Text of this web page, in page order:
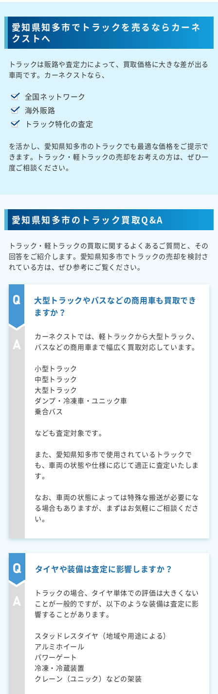
愛知県知多市でトラックを売るならカーネ
クストへ
トラックは販路や査定力によって、買取価格に大きな差が出る
車両です。カーネクストなら、
全国ネットワーク
海外販路
トラック特化の査定
を活かし、愛知県知多市のトラックでも最適な価格をご提示で
きます。トラック・軽トラックの売却をお考えの方は、ぜひ一
度ご相談ください。
愛知県知多市のトラック買取Q&A
トラック・軽トラックの買取に関するよくあるご質問と、その
回答をご紹介します。愛知県知多市でトラックの売却を検討さ
れている方は、ぜひ参考にご覧ください。
大型トラックやバスなどの商用車も買取でき
ますか？
カーネクストでは、軽トラックから大型トラック、
バスなどの商用車まで幅広く買取対応しています。
小型トラック
中型トラック
大型トラック
ダンプ・冷凍車・ユニック車
乗合バス
なども査定対象です。
また、愛知県知多市で使用されているトラックで
も、車両の状態や仕様に応じて適正に査定いたしま
す。
なお、車両の状態によっては特殊な搬送が必要にな
る場合もありますが、まずはお気軽にご相談くださ
い。
タイヤや装備は査定に影響しますか？
トラックの場合、タイヤ単体での評価は大きくない
ことが一般的ですが、以下のような装備は査定に影
響することがあります。
スタッドレスタイヤ（地域や用途による）
アルミホイール
パワーゲート
冷凍・冷蔵装置
クレーン（ユニック）などの架装